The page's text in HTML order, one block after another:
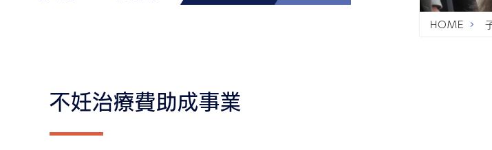
HOME
不妊治療費助成事業